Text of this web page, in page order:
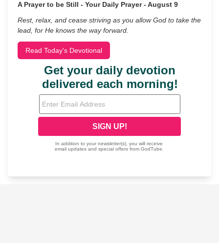
A Prayer to be Still - Your Daily Prayer - August 9
Rest, relax, and cease striving as you allow God to take the
lead, for He knows the way forward.
Read Today's Devotional